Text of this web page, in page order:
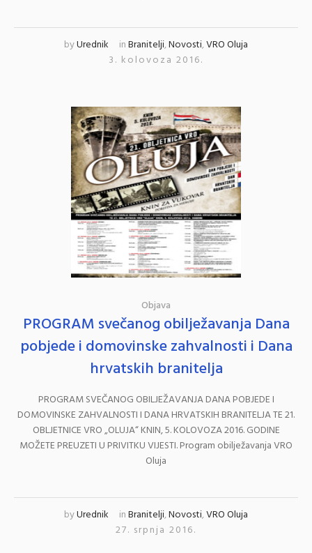
byUrednik inBranitelji,Novosti,VRO Oluja
3. kolovoza 2016.
Objava
PROGRAM svečanog obilježavanja Dana
pobjede i domovinske zahvalnosti i Dana
hrvatskih branitelja
PROGRAM SVEČANOG OBILJEŽAVANJA DANA POBJEDE I
DOMOVINSKE ZAHVALNOSTI I DANA HRVATSKIH BRANITELJA TE 21.
OBLJETNICE VRO „OLUJA“ KNIN, 5. KOLOVOZA 2016. GODINE
MOŽETE PREUZETI U PRIVITKU VIJESTI. Program obilježavanja VRO
Oluja
byUrednik inBranitelji,Novosti,VRO Oluja
27. srpnja 2016.